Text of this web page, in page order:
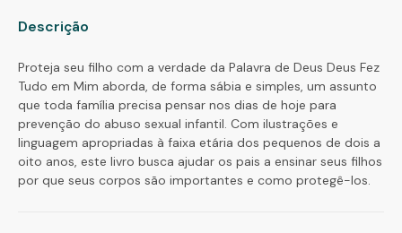
Descrição
Proteja seu filho com a verdade da Palavra de Deus Deus Fez
Tudo em Mim aborda, de forma sábia e simples, um assunto
que toda família precisa pensar nos dias de hoje para
prevenção do abuso sexual infantil. Com ilustrações e
linguagem apropriadas à faixa etária dos pequenos de dois a
oito anos, este livro busca ajudar os pais a ensinar seus filhos
por que seus corpos são importantes e como protegê-los.